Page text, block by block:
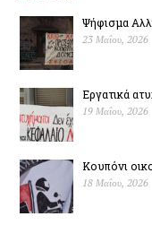
Ψήφισμα
23 Μαΐου, 2026
Εργατικά
19 Μαΐου, 2026
Κουπόνι
18 Μαΐου, 2026